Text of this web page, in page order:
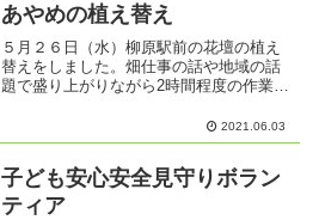
あやめの植え替え
５月２６日（水）柳原駅前の花壇の植え
替えをしました。畑仕事の話や地域の話
題で盛り上がりながら2時間程度の作業し
の花壇から抜いた苗は、10月に第四学校
給食センターに植える苗として住民自治
2021.06.03
子ども安心安全見守りボラン
ティア